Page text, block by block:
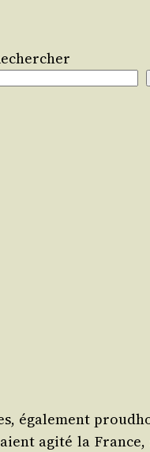
éga­le­ment
agi­té la